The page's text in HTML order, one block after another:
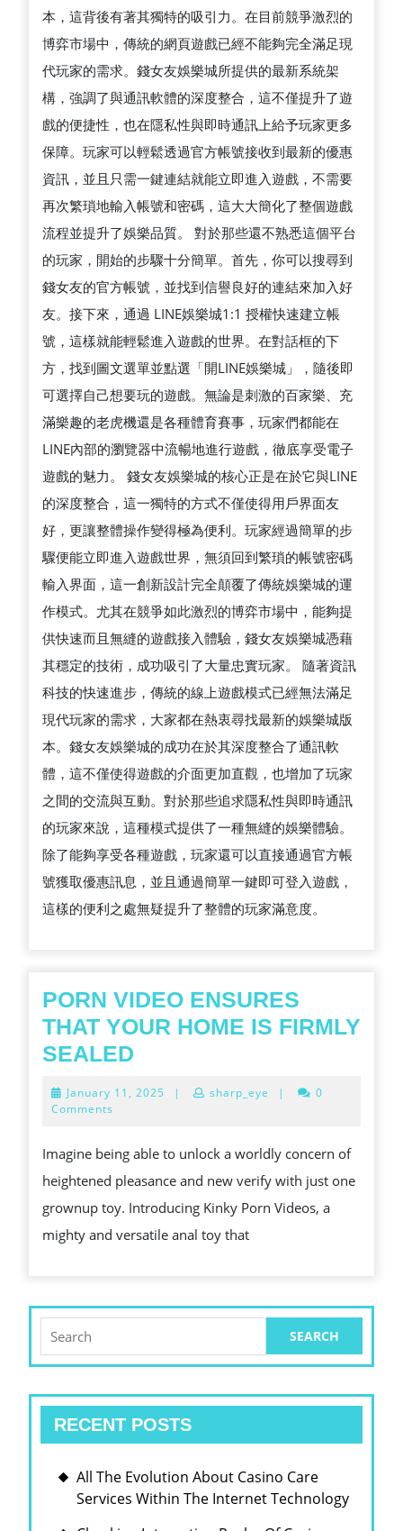
本，這背後有著其獨特的吸引力。在目前競爭激烈的
博弈市場中，傳統的網頁遊戲已經不能夠完全滿足現
代玩家的需求。錢女友娛樂城所提供的最新系統架
構，強調了與通訊軟體的深度整合，這不僅提升了遊
戲的便捷性，也在隱私性與即時通訊上給予玩家更多
保障。玩家可以輕鬆透過官方帳號接收到最新的優惠
資訊，並且只需一鍵連結就能立即進入遊戲，不需要
再次繁瑣地輸入帳號和密碼，這大大簡化了整個遊戲
流程並提升了娛樂品質。 對於那些還不熟悉這個平台
的玩家，開始的步驟十分簡單。首先，你可以搜尋到
錢女友的官方帳號，並找到信譽良好的連結來加入好
友。接下來，通過 LINE娛樂城1:1 授權快速建立帳
號，這樣就能輕鬆進入遊戲的世界。在對話框的下
方，找到圖文選單並點選「開LINE娛樂城」，隨後即
可選擇自己想要玩的遊戲。無論是刺激的百家樂、充
滿樂趣的老虎機還是各種體育賽事，玩家們都能在
LINE內部的瀏覽器中流暢地進行遊戲，徹底享受電子
遊戲的魅力。 錢女友娛樂城的核心正是在於它與LINE
的深度整合，這一獨特的方式不僅使得用戶界面友
好，更讓整體操作變得極為便利。玩家經過簡單的步
驟便能立即進入遊戲世界，無須回到繁瑣的帳號密碼
輸入界面，這一創新設計完全顛覆了傳統娛樂城的運
作模式。尤其在競爭如此激烈的博弈市場中，能夠提
供快速而且無縫的遊戲接入體驗，錢女友娛樂城憑藉
其穩定的技術，成功吸引了大量忠實玩家。 隨著資訊
科技的快速進步，傳統的線上遊戲模式已經無法滿足
現代玩家的需求，大家都在熱衷尋找最新的娛樂城版
本。錢女友娛樂城的成功在於其深度整合了通訊軟
體，這不僅使得遊戲的介面更加直觀，也增加了玩家
之間的交流與互動。對於那些追求隱私性與即時通訊
的玩家來說，這種模式提供了一種無縫的娛樂體驗。
除了能夠享受各種遊戲，玩家還可以直接通過官方帳
號獲取優惠訊息，並且通過簡單一鍵即可登入遊戲，
這樣的便利之處無疑提升了整體的玩家滿意度。
PORN VIDEO ENSURES
THAT YOUR HOME IS FIRMLY
SEALED
ENSURES
YOUR
HOME
IS
FIRMLY
January 11, 2025 January
| sharp_eye |
0
Comments
Imagine being able to unlock a worldly concern of
heightened pleasance and new verify with just one
grownup toy. Introducing Kinky Porn Videos, a
mighty and versatile anal toy that
for:
RECENT POSTS
All The Evolution About Casino Care
Services Within The Internet Technology